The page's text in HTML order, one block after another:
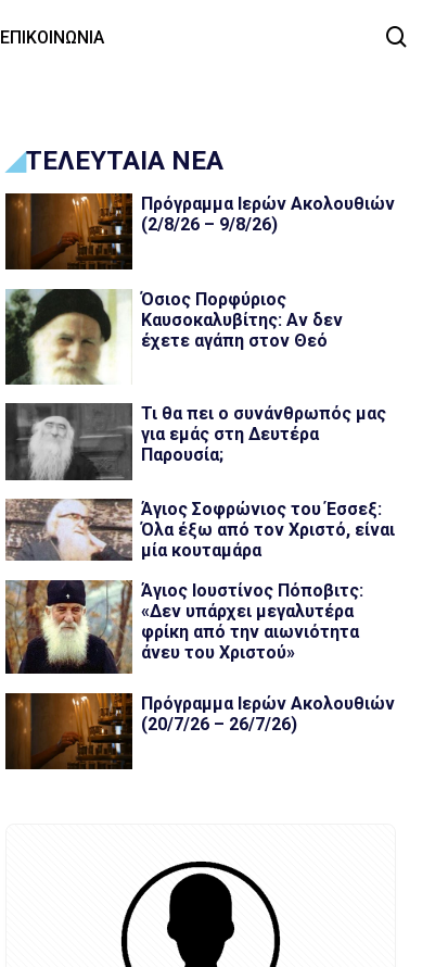
ΕΠΙΚΟΙΝΩΝΙΑ
ΤΕΛΕΥΤΑΙΑ ΝΕΑ
Πρόγραμμα Ιερών Ακολουθιών
(2/8/26 – 9/8/26)
Όσιος Πορφύριος
Καυσοκαλυβίτης: Αν δεν
έχετε αγάπη στον Θεό
Τι θα πει ο συνάνθρωπός μας
για εμάς στη Δευτέρα
Παρουσία;
Άγιος Σοφρώνιος του Έσσεξ:
Όλα έξω από τον Χριστό, είναι
μία κουταμάρα
Άγιος Ιουστίνος Πόποβιτς:
«Δεν υπάρχει μεγαλυτέρα
φρίκη από την αιωνιότητα
άνευ του Χριστού»
Πρόγραμμα Ιερών Ακολουθιών
(20/7/26 – 26/7/26)